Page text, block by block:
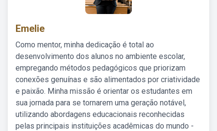
Emelie
Como mentor, minha dedicação é total ao
desenvolvimento dos alunos no ambiente escolar,
empregando métodos pedagógicos que priorizam
conexões genuínas e são alimentados por criatividade
e paixão. Minha missão é orientar os estudantes em
sua jornada para se tornarem uma geração notável,
utilizando abordagens educacionais reconhecidas
pelas principais instituições acadêmicas do mundo -